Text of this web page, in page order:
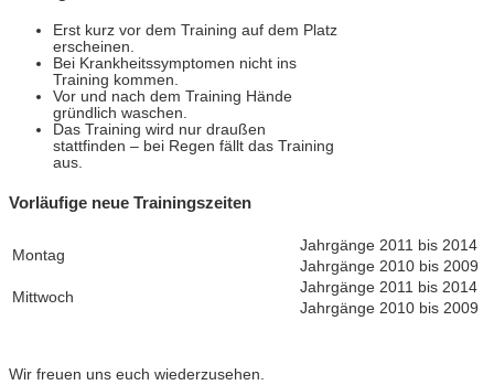
Erst kurz vor dem Training auf dem Platz
erscheinen.
Bei Krankheitssymptomen nicht ins
Training kommen.
Vor und nach dem Training Hände
gründlich waschen.
Das Training wird nur draußen
stattfinden – bei Regen fällt das Training
aus.
Vorläufige neue Trainingszeiten
Montag
Jahrgänge 2011 bis 2014
Jahrgänge 2010 bis 2009
Mittwoch
Jahrgänge 2011 bis 2014
Jahrgänge 2010 bis 2009
Wir freuen uns euch wiederzusehen.